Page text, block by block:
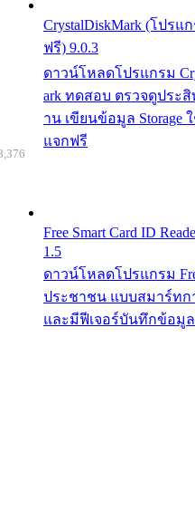
CrystalDiskMark (โปรแ
ฟรี) 9.0.3
ดาวน์โหลดโปรแกรม
ark ทดสอบ ตรวจดูประ
าน เขียนข้อมูล Storage
แจกฟรี
Free Smart Card ID
1.5
ดาวน์โหลดโปรแกรม
ประชาชน แบบสมาร์ทก
และมีฟีเจอร์บันทึกข้อมู